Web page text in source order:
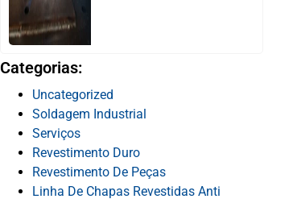
Categorias:
Uncategorized
Soldagem Industrial
Serviços
Revestimento Duro
Revestimento De Peças
Linha De Chapas Revestidas Anti